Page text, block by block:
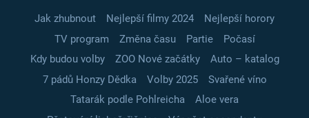
Jak zhubnout Nejlepší filmy 2024
Nejlepší horory
TV program
Změna času Partie
Počasí
Kdy budou volby
ZOO Nové začátky
Auto – katalog
7 pádů Honzy Dědka
Volby 2025
Svařené víno
Tatarák podle Pohlreicha
Aloe vera